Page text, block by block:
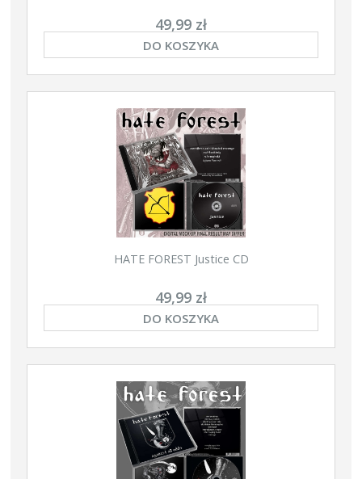
49,99 zł
DO KOSZYKA
HATE FOREST Justice CD
49,99 zł
DO KOSZYKA